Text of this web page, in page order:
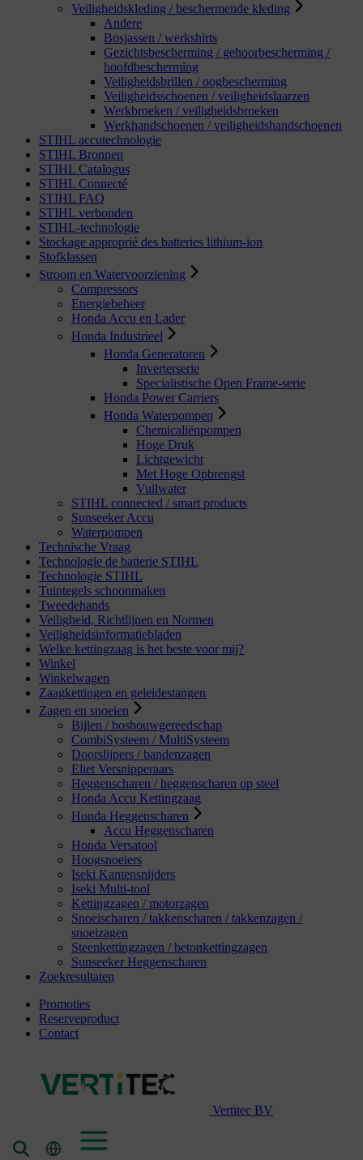
Veiligheidskleding / beschermende kleding
Andere
Bosjassen / werkshirts
Gezichtsbescherming / gehoorbescherming /
hoofdbescherming
Veiligheidsbrillen / oogbescherming
Veiligheidsschoenen / veiligheidslaarzen
Werkbroeken / veiligheidsbroeken
Werkhandschoenen / veiligheidshandschoenen
STIHL accutechnologie
STIHL Bronnen
STIHL Catalogus
STIHL Connecté
STIHL FAQ
STIHL verbonden
STIHL-technologie
Stockage approprié des batteries lithium-ion
Stofklassen
Stroom en Watervoorziening
Compressors
Energiebeheer
Honda Accu en Lader
Honda Industrieel
Honda Generatoren
Inverterserie
Specialistische Open Frame-serie
Honda Power Carriers
Honda Waterpompen
Chemicaliënpompen
Hoge Druk
Lichtgewicht
Met Hoge Opbrengst
Vuilwater
STIHL connected / smart products
Sunseeker Accu
Waterpompen
Technische Vraag
Technologie de batterie STIHL
Technologie STIHL
Tuintegels schoonmaken
Tweedehands
Veiligheid, Richtlijnen en Normen
Veiligheidsinformatiebladen
Welke kettingzaag is het beste voor mij?
Winkel
Winkelwagen
Zaagkettingen en geleidestangen
Zagen en snoeien
Bijlen / bosbouwgereedschap
CombiSysteem / MultiSysteem
Doorslijpers / bandenzagen
Eliet Versnipperaars
Heggenscharen / heggenscharen op steel
Honda Accu Kettingzaag
Honda Heggenscharen
Accu Heggenscharen
Honda Versatool
Hoogsnoeiers
Iseki Kantensnijders
Iseki Multi-tool
Kettingzagen / motorzagen
Snoeischaren / takkenscharen / takkenzagen /
snoeizagen
Steenkettingzagen / betonkettingzagen
Sunseeker Heggenscharen
Zoekresultaten
Promoties
Reserveproduct
Contact
Vertitec BV